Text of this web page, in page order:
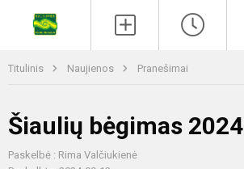
Titulinis Naujienos Pranešimai
Šiaulių bėgimas 2024
Paskelbė : Rima Valčiukienė